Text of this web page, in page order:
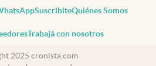
SuscribiteQuiénes Somos
Trabajá con nosotros
2025 cronista.com